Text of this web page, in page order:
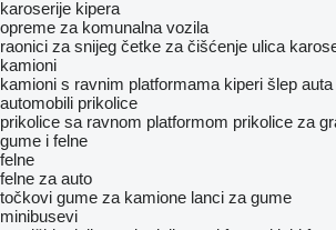
karoserije kipera
opreme za komunalna vozila
raonici za snijeg četke za čišćenje ulica
kamioni
kamioni s ravnim platformama kiperi šlep auta
automobili prikolice
prikolice sa ravnom platformom prikolice za
gume i felne
felne
felne za auto
točkovi gume za kamione lanci za gume
minibusevi